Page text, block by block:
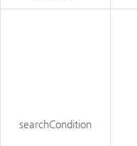
searchCondition